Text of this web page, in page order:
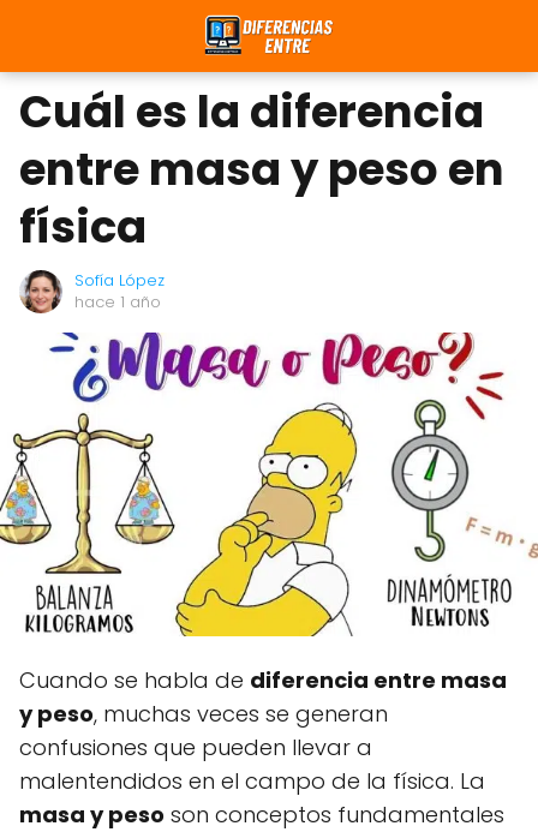
Cuál es la diferencia
entre masa y peso en
física
Sofía López
hace 1 año
Cuando se habla de diferencia entre masa
y peso, muchas veces se generan
confusiones que pueden llevar a
malentendidos en el campo de la física. La
masa y peso son conceptos fundamentales